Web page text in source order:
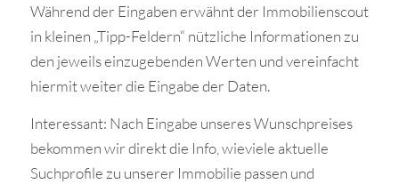
Während der Eingaben erwähnt der Immobilienscout
in kleinen „Tipp-Feldern“ nützliche Informationen zu
den jeweils einzugebenden Werten und vereinfacht
hiermit weiter die Eingabe der Daten.
Interessant: Nach Eingabe unseres Wunschpreises
bekommen wir direkt die Info, wieviele aktuelle
Suchprofile zu unserer Immobilie passen und